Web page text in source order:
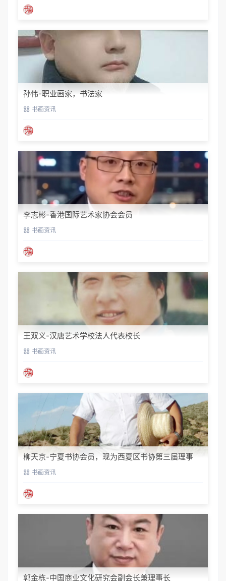
孙伟-职业画家，书法家
书画资讯
李志彬-香港国际艺术家协会会员
书画资讯
王双义-汉唐艺术学校法人代表校长
书画资讯
柳天京-宁夏书协会员，现为西夏区书协第三届理事
书画资讯
郭金栋-中国商业文化研究会副会长兼理事长